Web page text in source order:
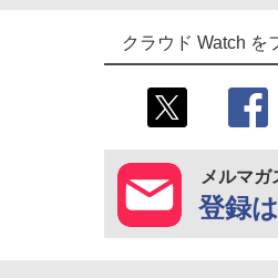
クラウド Watch を
メルマガ
登録